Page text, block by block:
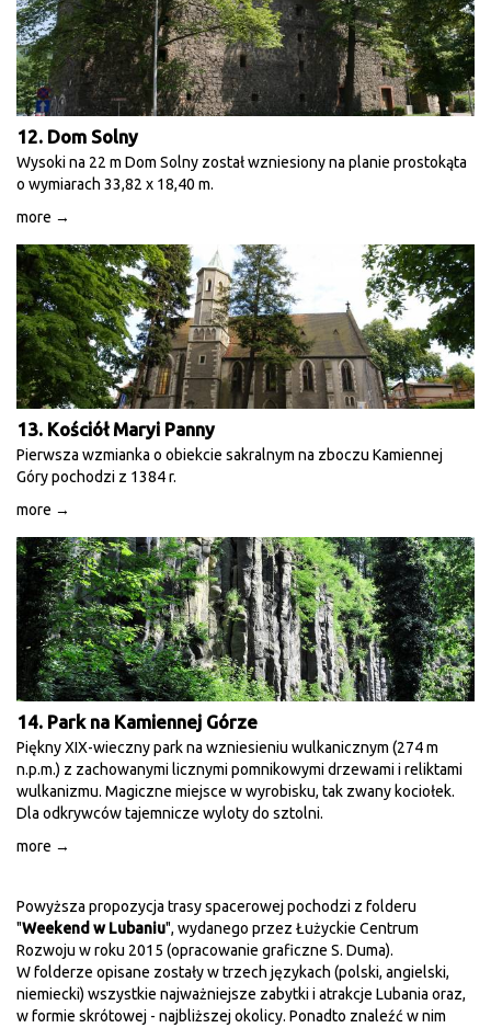
12. Dom Solny
Wysoki na 22 m Dom Solny został wzniesiony na planie prostokąta
o wymiarach 33,82 x 18,40 m.
more →
13. Kościół Maryi Panny
Pierwsza wzmianka o obiekcie sakralnym na zboczu Kamiennej
Góry pochodzi z 1384 r.
more →
14. Park na Kamiennej Górze
Piękny XIX-wieczny park na wzniesieniu wulkanicznym (274 m
n.p.m.) z zachowanymi licznymi pomnikowymi drzewami i reliktami
wulkanizmu. Magiczne miejsce w wyrobisku, tak zwany kociołek.
Dla odkrywców tajemnicze wyloty do sztolni.
more →
Powyższa propozycja trasy spacerowej pochodzi z folderu
"Weekend w Lubaniu", wydanego przez Łużyckie Centrum
Rozwoju w roku 2015 (opracowanie graficzne S. Duma).
W folderze opisane zostały w trzech językach (polski, angielski,
niemiecki) wszystkie najważniejsze zabytki i atrakcje Lubania oraz,
w formie skrótowej - najbliższej okolicy. Ponadto znaleźć w nim